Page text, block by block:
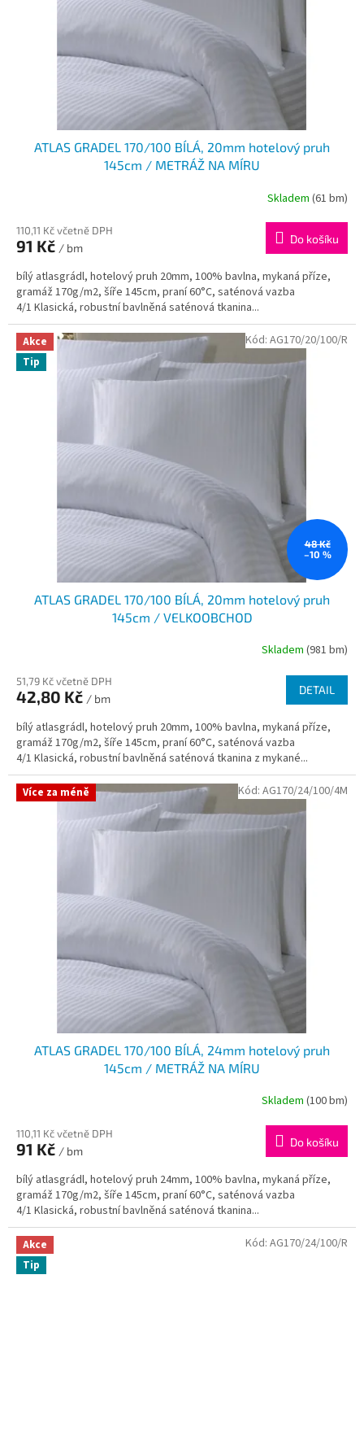
ATLAS GRADEL 170/100 BÍLÁ, 20mm hotelový pruh
145cm / METRÁŽ NA MÍRU
Skladem (61 bm)
110,11 Kč včetně DPH
91 Kč / bm
Do košíku
bílý atlasgrádl, hotelový pruh 20mm, 100% bavlna, mykaná příze,
gramáž 170g/m2, šíře 145cm, praní 60°C, saténová vazba
4/1 Klasická, robustní bavlněná saténová tkanina...
Akce
Tip
48 Kč
–10 %
ATLAS GRADEL 170/100 BÍLÁ, 20mm hotelový pruh
145cm / VELKOOBCHOD
Skladem (981 bm)
51,79 Kč včetně DPH
42,80 Kč / bm
DETAIL
bílý atlasgrádl, hotelový pruh 20mm, 100% bavlna, mykaná příze,
gramáž 170g/m2, šíře 145cm, praní 60°C, saténová vazba
4/1 Klasická, robustní bavlněná saténová tkanina z mykané...
Kód: AG170/20/100/R
Více za méně
ATLAS GRADEL 170/100 BÍLÁ, 24mm hotelový pruh
145cm / METRÁŽ NA MÍRU
Skladem (100 bm)
110,11 Kč včetně DPH
91 Kč / bm
Do košíku
bílý atlasgrádl, hotelový pruh 24mm, 100% bavlna, mykaná příze,
gramáž 170g/m2, šíře 145cm, praní 60°C, saténová vazba
4/1 Klasická, robustní bavlněná saténová tkanina...
Kód: AG170/24/100/4M
Akce
Tip
Kód: AG170/24/100/R